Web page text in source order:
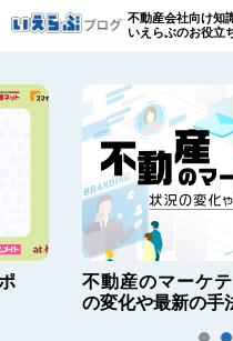
不動産会社向け知
いえらぶのお役立
不動産のマーケ
の変化や最新の手